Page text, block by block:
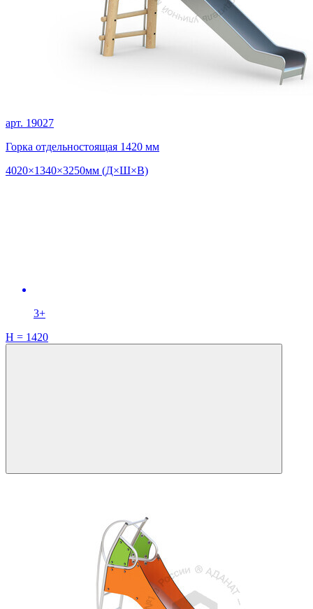
арт. 19027
Горка отдельностоящая 1420 мм
4020×1340×3250мм (Д×Ш×В)
3+
H = 1420